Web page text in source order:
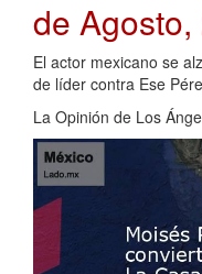
de
El actor mexicano se
de líder contra Ese
La Opinión de Los